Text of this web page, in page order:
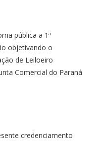
pública a 1ª
objetivando o
de Leiloeiro
Comercial do Paraná
credenciamento